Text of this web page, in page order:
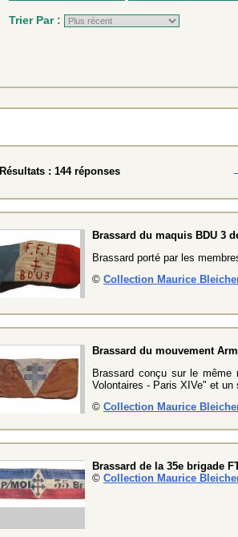
Trier Par :
Résultats : 144 réponses
Brassard du maquis BDU 3
Brassard porté par les
© Collection Maurice
Brassard du mouvement
Brassard conçu sur le
Volontaires - Paris XIVe" et
© Collection Maurice
Brassard de la 35e brigade
© Collection Maurice